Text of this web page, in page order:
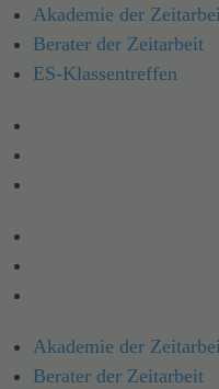
Akademie der
Berater der Zeitarbeit
ES-Klassen­treffen
Akademie der
Berater der Zeitarbeit